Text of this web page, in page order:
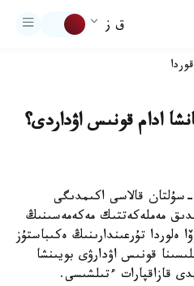
ق ز
ادام قونىس اۋداردى؟
سۇلتان قالاسى اكىمدىگى
مەملەكەتتىك مەكەمەسىنىڭ
ەلوردا تۇرعىندارىنىڭ ەكىباستۇز
قونىس اۋدارۋى بويىنشا
قازاقپارات ءتىلشىسى.